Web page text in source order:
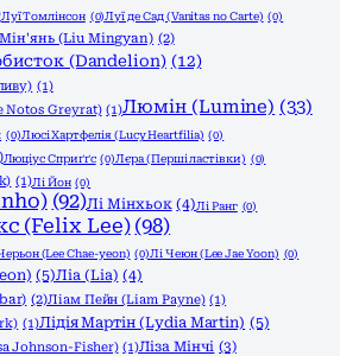
Луї Томлінсон (0)Луї де Сад (Vanitas no Carte) (0)
(Liu Mingyan) (2)
(Dandelion) (12)
(1)
Notos Greyrat) (1)Люмін (Lumine) (33)
(0)Люсі Хартфелія (Lucy Heartfilia) (0)
Люціус Сприґґс (0)Лєра (Перші ластівки) (0)
(1)Лі Йон (0)
(92)Лі Мінхьок (4)Лі Ранг (0)
(Felix Lee) (98)
(Lee Chae-yeon) (0)Лі Чеюн (Lee Jae Yoon) (0)
(5)Ліа (Lia) (4)
(2)Ліам Пейн (Liam Payne) (1)
(1)Лідія Мартін (Lydia Martin) (5)
Johnson-Fisher) (1)Ліза Мінчі (3)